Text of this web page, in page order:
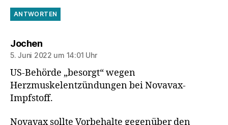
ANTWORTEN
Jochensagt:
5. Juni 2022 um 14:01 Uhr
US-Behörde „besorgt“ wegen
Herzmuskelentzündungen bei Novavax-
Impfstoff.
Novavax sollte Vorbehalte gegenüber den